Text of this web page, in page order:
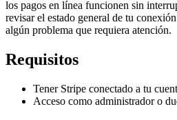
los pagos en línea funcionen sin
revisar el estado general de tu
algún problema que requiera atención.
Requisitos
Tener Stripe conectado a tu
Acceso como administrador o